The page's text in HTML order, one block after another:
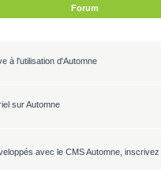
Forum
à l'utilisation d'Automne
sur Automne
avec le CMS Automne,